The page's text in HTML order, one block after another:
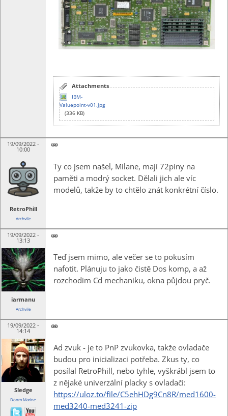
Attachments
IBM-
Valuepoint-v01.jpg
(336 KB)
19/09/2022 -
10:00
RetroPhill
Archvile
Ty co jsem našel, Milane, mají 72piny na
paměti a modrý socket. Dělali jich ale víc
modelů, takže by to chtělo znát konkrétní číslo.
19/09/2022 -
13:13
iarmanu
Archvile
Teď jsem mimo, ale večer se to pokusím
nafotit. Plánuju to jako čistě Dos komp, a až
rozchodim Cd mechaniku, okna půjdou pryč.
19/09/2022 -
14:14
Sledge
Doom Marine
Ad zvuk - je to PnP zvukovka, takže ovladače
budou pro inicializaci potřeba. Zkus ty, co
posílal RetroPhill, nebo tyhle, vyškrábl jsem to
z nějaké univerzální placky s ovladači:
https://uloz.to/file/C5ehHDg9Cn8R/med1600-
med3240-med3241-zip